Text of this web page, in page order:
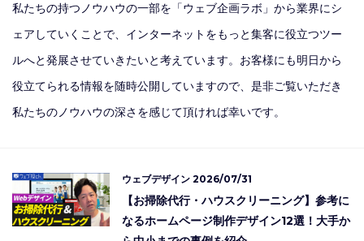
私たちの持つノウハウの一部を「ウェブ企画ラボ」から業界にシ
ェアしていくことで、インターネットをもっと集客に役立つツー
ルへと発展させていきたいと考えています。お客様にも明日から
役立てられる情報を随時公開していますので、是非ご覧いただき
私たちのノウハウの深さを感じて頂ければ幸いです。
ウェブデザイン 2026/07/31
【お掃除代行・ハウスクリーニング】参考に
なるホームページ制作デザイン12選！大手か